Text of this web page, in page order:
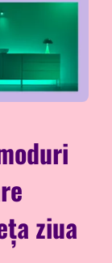
ziua